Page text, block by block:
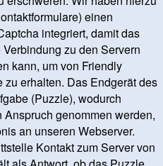
einen
integriert, damit das
zu den Servern
kann, um von Friendly
erhalten. Das Endgerät des
(Puzzle), wodurch
genommen werden,
an unseren Webserver.
Kontakt zum Server von